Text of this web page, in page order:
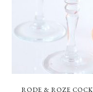
RODE & ROZE